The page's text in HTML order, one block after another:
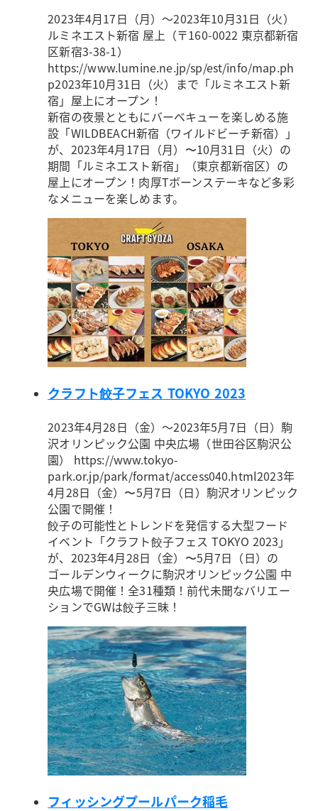
2023年4月17日（月）～2023年10月31日（火）
ルミネエスト新宿 屋上（〒160-0022 東京都新宿
区新宿3-38-1）
https://www.lumine.ne.jp/sp/est/info/map.ph
p2023年10月31日（火）まで「ルミネエスト新
宿」屋上にオープン！
新宿の夜景とともにバーベキューを楽しめる施
設「WILDBEACH新宿（ワイルドビーチ新宿）」
が、2023年4月17日（月）〜10月31日（火）の
期間「ルミネエスト新宿」（東京都新宿区）の
屋上にオープン！肉厚Tボーンステーキなど多彩
なメニューを楽しめます。
クラフト餃子フェス TOKYO 2023
2023年4月28日（金）～2023年5月7日（日） 駒
沢オリンピック公園 中央広場（世田谷区駒沢公
園） https://www.tokyo-
park.or.jp/park/format/access040.html2023年
4月28日（金）〜5月7日（日）駒沢オリンピック
公園で開催！
餃子の可能性とトレンドを発信する大型フード
イベント「クラフト餃子フェス TOKYO 2023」
が、2023年4月28日（金）〜5月7日（日）の
ゴールデンウィークに駒沢オリンピック公園 中
央広場で開催！全31種類！前代未聞なバリエー
ションでGWは餃子三昧！
フィッシングプールパーク稲毛